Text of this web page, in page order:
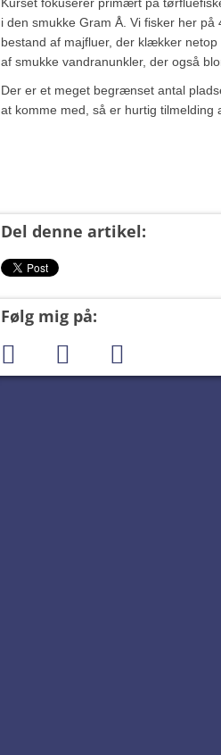
i den smukke Gram Å. Vi fisker her
bestand af majfluer, der klækker
af smukke vandranunkler, der også
Der er et meget begrænset antal
at komme med, så er hurtig tilmelding
Del denne artikel:
Følg mig på: